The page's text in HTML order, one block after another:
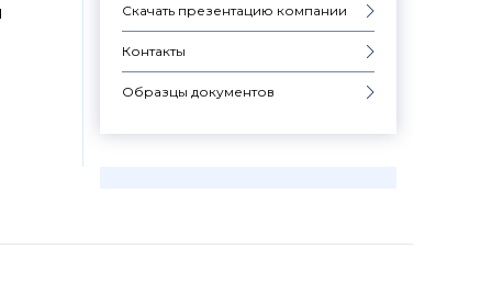
Скачать презентацию компании
Контакты
Образцы документов